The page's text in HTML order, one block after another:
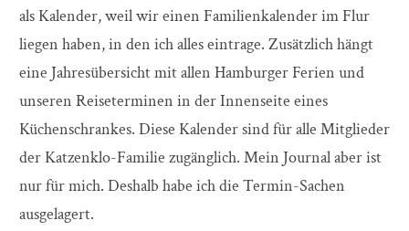
als Kalender, weil wir einen Familienkalender im Flur
liegen haben, in den ich alles eintrage. Zusätzlich hängt
eine Jahresübersicht mit allen Hamburger Ferien und
unseren Reiseterminen in der Innenseite eines
Küchenschrankes. Diese Kalender sind für alle Mitglieder
der Katzenklo-Familie zugänglich. Mein Journal aber ist
nur für mich. Deshalb habe ich die Termin-Sachen
ausgelagert.